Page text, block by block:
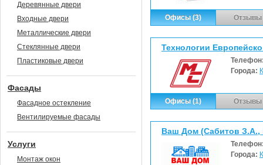
Офисы (3) Отзывы
Технологии
Города:
Офисы (1) Отзывы
Ваш Дом (Сабитов З.А.,
Города:
Деревянные двери
Входные двери
Металлические двери
Стеклянные двери
Пластиковые двери
Фасады
Фасадное остекление
Вентилируемые фасады
Услуги
Монтаж окон